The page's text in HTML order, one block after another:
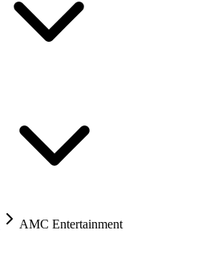
AMC Entertainment